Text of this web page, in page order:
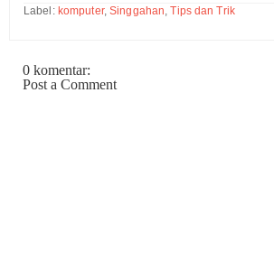
Label: komputer,Singgahan ,Tips dan Trik
0 komentar:
Post a Comment